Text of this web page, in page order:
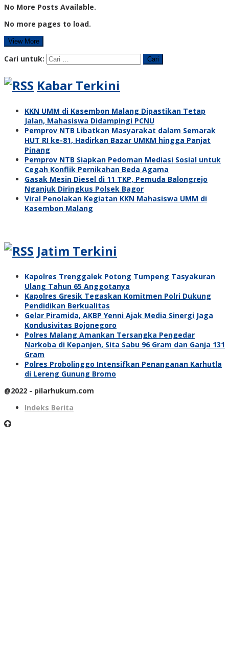
No More Posts Available.
No more pages to load.
View More
Cari untuk:
Kabar Terkini
KKN UMM di Kasembon Malang Dipastikan Tetap
Jalan, Mahasiswa Didampingi PCNU
Pemprov NTB Libatkan Masyarakat dalam Semarak
HUT RI ke-81, Hadirkan Bazar UMKM hingga Panjat
Pinang
Pemprov NTB Siapkan Pedoman Mediasi Sosial untuk
Cegah Konflik Pernikahan Beda Agama
Gasak Mesin Diesel di 11 TKP, Pemuda Balongrejo
Nganjuk Diringkus Polsek Bagor
Viral Penolakan Kegiatan KKN Mahasiswa UMM di
Kasembon Malang
Jatim Terkini
Kapolres Trenggalek Potong Tumpeng Tasyakuran
Ulang Tahun 65 Anggotanya
Kapolres Gresik Tegaskan Komitmen Polri Dukung
Pendidikan Berkualitas
Gelar Piramida, AKBP Yenni Ajak Media Sinergi Jaga
Kondusivitas Bojonegoro
Polres Malang Amankan Tersangka Pengedar
Narkoba di Kepanjen, Sita Sabu 96 Gram dan Ganja 131
Gram
Polres Probolinggo Intensifkan Penanganan Karhutla
di Lereng Gunung Bromo
@2022 - pilarhukum.com
Indeks Berita